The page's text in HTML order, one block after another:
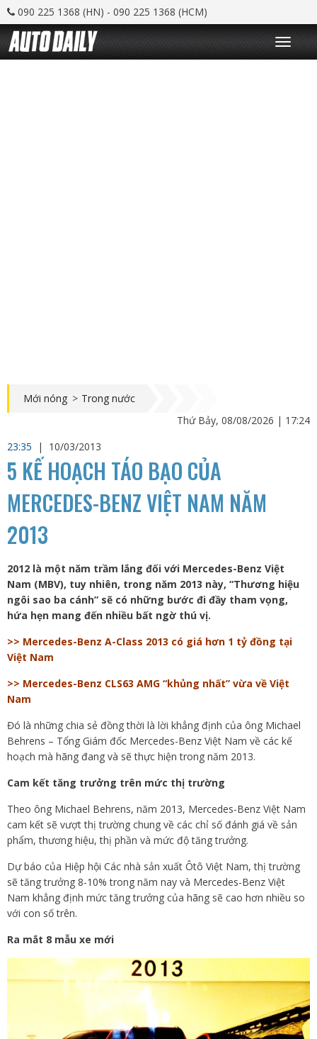
090 225 1368 (HN) - 090 225 1368 (HCM)
T
o
g
Mới nóng > Trong nước
Thứ Bảy, 08/08/2026 | 17:24
23:35
| 10/03/2013
5 KẾ HOẠCH TÁO BẠO CỦA
MERCEDES-BENZ VIỆT NAM NĂM
2013
2012 là một năm trầm lắng đối với Mercedes-Benz Việt
Nam (MBV), tuy nhiên, trong năm 2013 này, “Thương hiệu
ngôi sao ba cánh” sẽ có những bước đi đầy tham vọng,
hứa hẹn mang đến nhiều bất ngờ thú vị.
>> Mercedes-Benz A-Class 2013 có giá hơn 1 tỷ đồng tại
Việt Nam
>> Mercedes-Benz CLS63 AMG “khủng nhất” vừa về Việt
Nam
Đó là những chia sẻ đồng thời là lời khẳng định của ông Michael
Behrens – Tổng Giám đốc Mercedes-Benz Việt Nam về các kế
hoạch mà hãng đang và sẽ thực hiện trong năm 2013.
Cam kết tăng trưởng trên mức thị trường
Theo ông Michael Behrens, năm 2013, Mercedes-Benz Việt Nam
cam kết sẽ vượt thị trường chung về các chỉ số đánh giá về sản
phẩm, thương hiệu, thị phần và mức độ tăng trưởng.
Dự báo của Hiệp hội Các nhà sản xuất Ôtô Việt Nam, thị trường
sẽ tăng trưởng 8-10% trong năm nay và Mercedes-Benz Việt
Nam khẳng định mức tăng trưởng của hãng sẽ cao hơn nhiều so
với con số trên.
Ra mắt 8 mẫu xe mới